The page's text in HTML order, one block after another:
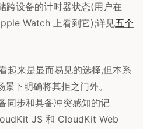
跨设备的计时器状态(用户在
Watch 上看到它);详见五个
起来是显而易见的选择,但本系
下明确将其拒之门外。
同步和具备冲突感知的记
JS 和 CloudKit Web